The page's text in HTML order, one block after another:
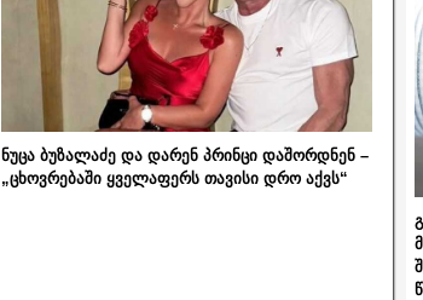
ნუცა ბუზალაძე და დარენ პრინცი დაშორდნენ –
„ცხოვრებაში ყველაფერს თავისი დრო აქვს“